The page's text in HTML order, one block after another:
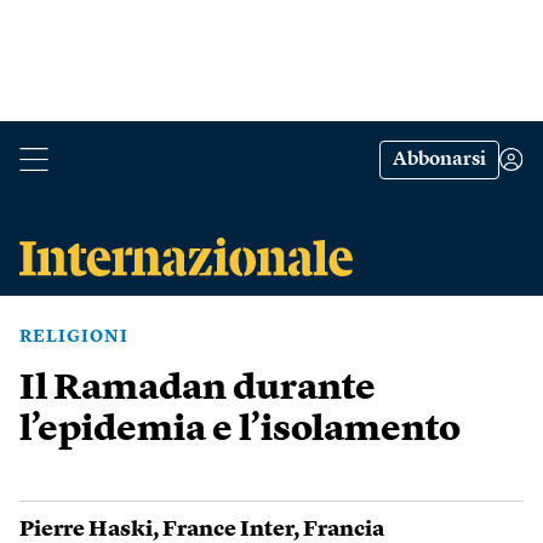
Abbonarsi
RELIGIONI
Il Ramadan durante
l’epidemia e l’isolamento
Pierre Haski,France Inter,Francia